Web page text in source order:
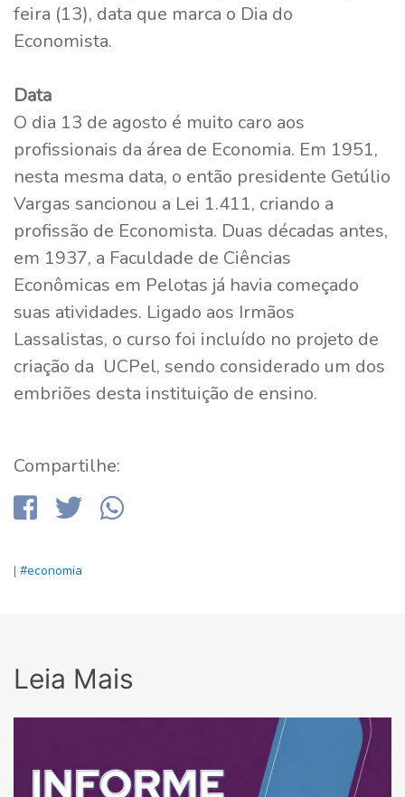
feira (13), data que marca o Dia do
Economista.
Data
O dia 13 de agosto é muito caro aos
profissionais da área de Economia. Em 1951,
nesta mesma data, o então presidente Getúlio
Vargas sancionou a Lei 1.411, criando a
profissão de Economista. Duas décadas antes,
em 1937, a Faculdade de Ciências
Econômicas em Pelotas já havia começado
suas atividades. Ligado aos Irmãos
Lassalistas, o curso foi incluído no projeto de
criação da UCPel, sendo considerado um dos
embriões desta instituição de ensino.
Compartilhe:
| #economia
Leia Mais